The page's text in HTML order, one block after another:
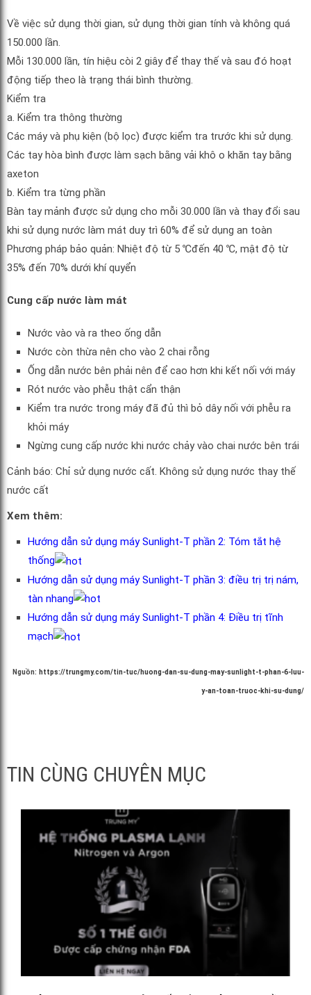
Về việc sử dụng thời gian, sử dụng thời gian tính và không quá
150.000 lần.
Mỗi 130.000 lần, tín hiệu còi 2 giây để thay thế và sau đó hoạt
động tiếp theo là trạng thái bình thường.
Kiểm tra
a. Kiểm tra thông thường
Các máy và phụ kiện (bộ lọc) được kiểm tra trước khi sử dụng.
Các tay hòa bình được làm sạch bằng vải khô o khăn tay bằng
axeton
b. Kiểm tra từng phần
Bàn tay mảnh được sử dụng cho mỗi 30.000 lần và thay đổi sau
khi sử dụng nước làm mát duy trì 60% để sử dụng an toàn
Phương pháp bảo quản: Nhiệt độ từ 5 ℃đến 40 ℃, mật độ từ
35% đến 70% dưới khí quyển
Cung cấp nước làm mát
Nước vào và ra theo ống dẫn
Nước còn thừa nên cho vào 2 chai rỗng
Ống dẫn nước bên phải nên để cao hơn khi kết nối với máy
Rót nước vào phễu thật cẩn thận
Kiểm tra nước trong máy đã đủ thì bỏ dây nối với phễu ra
khỏi máy
Ngừng cung cấp nước khi nước chảy vào chai nước bên trái
Cảnh báo: Chỉ sử dụng nước cất. Không sử dụng nước thay thế
nước cất
Xem thêm:
Hướng dẫn sử dụng máy Sunlight-T phần 2: Tóm tắt hệ
thống
Hướng dẫn sử dụng máy Sunlight-T phần 3: điều trị trị nám,
tàn nhang
Hướng dẫn sử dụng máy Sunlight-T phần 4: Điều trị tĩnh
mạch
Nguồn: https://trungmy.com/tin-tuc/huong-dan-su-dung-may-sunlight-t-phan-6-luu-
y-an-toan-truoc-khi-su-dung/
TIN CÙNG CHUYÊN MỤC